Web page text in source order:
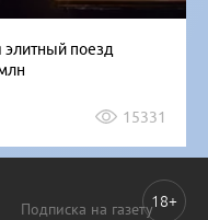
элитный поезд
15331
Подписка на газету18+